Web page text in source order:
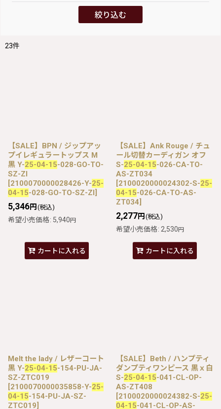
絞り込む
23件
【SALE】BPN / ジップアッ
プイレギュラートップス M
黒 Y-25-04-15-028-GO-TO-
SZ-ZI
[2100070000028426-Y-25-
04-15-028-GO-TO-SZ-ZI]
5,346円 (税込)
希望小売価格: 5,940円
カートに入れる
【SALE】Ank Rouge / チュ
ール切替カーディガン オフ
S-25-04-15-026-CA-TO-
AS-ZT034
[2100020000024302-S-25-
04-15-026-CA-TO-AS-
ZT034]
2,277円 (税込)
希望小売価格: 2,530円
カートに入れる
Melt the lady / レザーコート
黒 Y-25-04-15-154-PU-JA-
SZ-ZTC019
[2100070000035858-Y-25-
04-15-154-PU-JA-SZ-
ZTC019]
【SALE】Beth / ハンプティ
ダンプティワンピース 黒ｘ白
S-25-04-15-041-CL-OP-
AS-ZT408
[2100020000024382-S-25-
04-15-041-CL-OP-AS-